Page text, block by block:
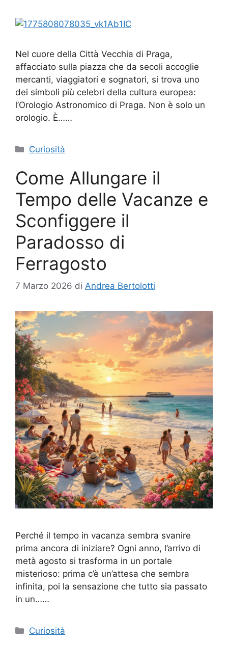
Nel cuore della Città Vecchia di Praga,
affacciato sulla piazza che da secoli accoglie
mercanti, viaggiatori e sognatori, si trova uno
dei simboli più celebri della cultura europea:
l’Orologio Astronomico di Praga. Non è solo un
orologio. È……
Categorie
Curiosità
Come Allungare il
Tempo delle Vacanze e
Sconfiggere il
Paradosso di
Ferragosto
7 Marzo 2026 di Andrea Bertolotti
Perché il tempo in vacanza sembra svanire
prima ancora di iniziare? Ogni anno, l’arrivo di
metà agosto si trasforma in un portale
misterioso: prima c’è un’attesa che sembra
infinita, poi la sensazione che tutto sia passato
in un……
Categorie
Curiosità